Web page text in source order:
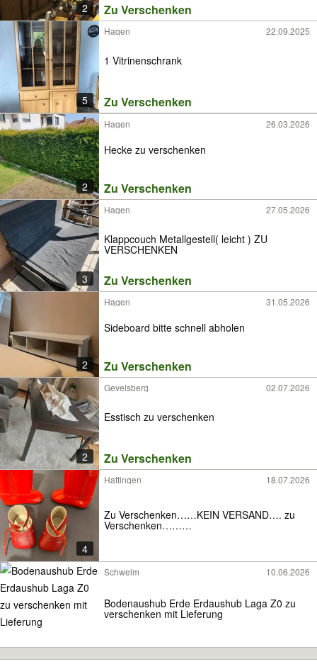
2 Zu Verschenken
5
Hagen 22.09.2025
1 Vitrinenschrank
Zu Verschenken
2
Hagen 26.03.2026
Hecke zu verschenken
Zu Verschenken
3
Hagen 27.05.2026
Klappcouch Metallgestell( leicht ) ZU
VERSCHENKEN
Zu Verschenken
2
Hagen 31.05.2026
Sideboard bitte schnell abholen
Zu Verschenken
2
Gevelsberg 02.07.2026
Esstisch zu verschenken
Zu Verschenken
4
Hattingen 18.07.2026
Zu Verschenken……KEIN VERSAND…. zu
Verschenken………
Schwelm 10.06.2026
Bodenaushub Erde Erdaushub Laga Z0 zu
verschenken mit Lieferung